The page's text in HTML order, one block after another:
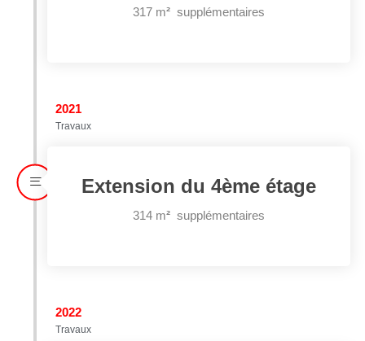
317 m² supplémentaires
2021
Travaux
Extension du 4ème étage
314 m² supplémentaires
2022
Travaux